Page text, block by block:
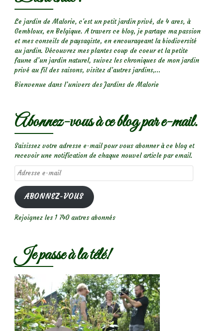
Le jardin de Malorie, c'est un petit jardin privé, de 4 ares, à
Gembloux, en Belgique. A travers ce blog, je partage ma passion
et mes conseils de paysagiste, en encourageant la biodiversité
au jardin. Découvrez mes plantes coup de coeur et la petite
faune d’un jardin naturel, suivez les chroniques de mon jardin
privé au fil des saisons, visitez d’autres jardins,...
Bienvenue dans l’univers des Jardins de Malorie
Abonnez-vous à ce blog par e-mail.
Saisissez votre adresse e-mail pour vous abonner à ce blog et
recevoir une notification de chaque nouvel article par email.
Adresse
e-
mail
ABONNEZ-VOUS
Rejoignez les 1 740 autres abonnés
Je passe à la télé!